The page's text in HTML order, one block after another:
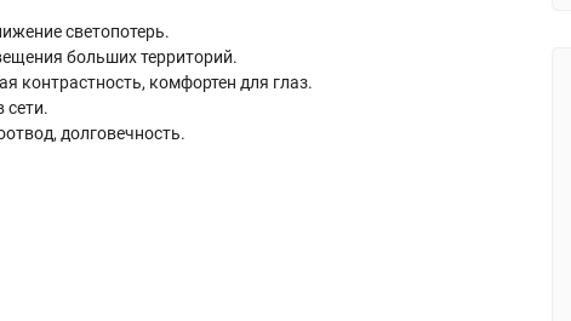
светопотерь.
больших территорий.
контрастность, комфортен для глаз.
сети.
долговечность.